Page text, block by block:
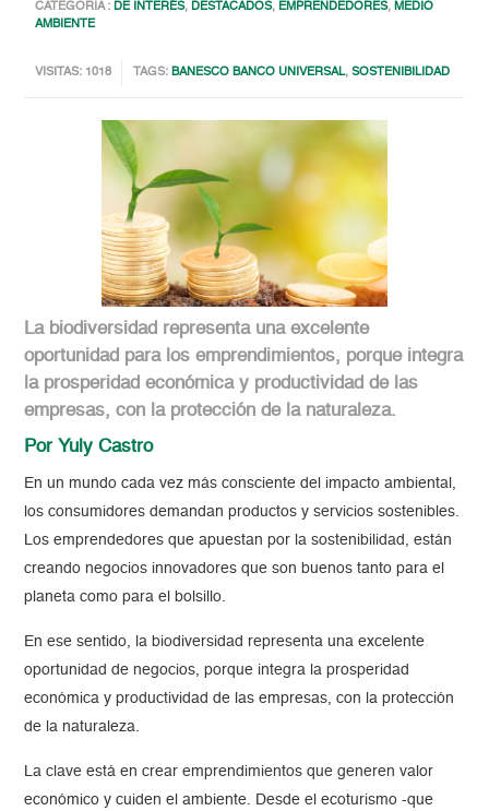
CATEGORIA :DE INTERÉS,DESTACADOS, EMPRENDEDORES,MEDIO
AMBIENTE
VISITAS: 1018 TAGS:BANESCO BANCO UNIVERSAL,SOSTENIBILIDAD
La biodiversidad representa una excelente
oportunidad para los emprendimientos, porque integra
la prosperidad económica y productividad de las
empresas, con la protección de la naturaleza.
Por Yuly Castro
En un mundo cada vez más consciente del impacto ambiental,
los consumidores demandan productos y servicios sostenibles.
Los emprendedores que apuestan por la sostenibilidad, están
creando negocios innovadores que son buenos tanto para el
planeta como para el bolsillo.
En ese sentido, la biodiversidad representa una excelente
oportunidad de negocios, porque integra la prosperidad
económica y productividad de las empresas, con la protección
de la naturaleza.
La clave está en crear emprendimientos que generen valor
económico y cuiden el ambiente. Desde el ecoturismo -que